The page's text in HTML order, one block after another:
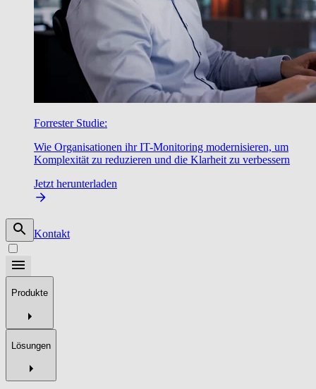
Forrester Studie:
Wie Organisationen ihr IT-Monitoring modernisieren, um
Komplexität zu reduzieren und die Klarheit zu verbessern
Jetzt herunterladen
Kontakt
Produkte
Lösungen